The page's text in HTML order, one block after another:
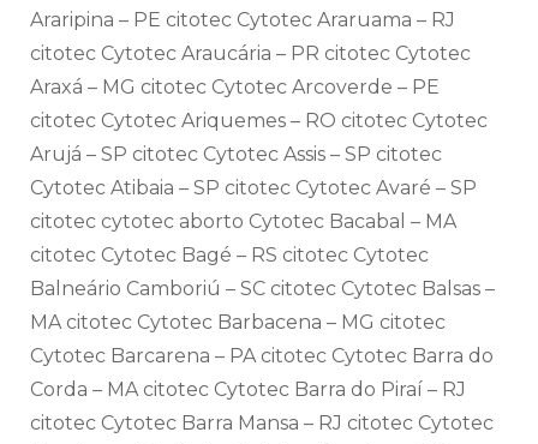
Araripina – PE citotec Cytotec Araruama – RJ
citotec Cytotec Araucária – PR citotec Cytotec
Araxá – MG citotec Cytotec Arcoverde – PE
citotec Cytotec Ariquemes – RO citotec Cytotec
Arujá – SP citotec Cytotec Assis – SP citotec
Cytotec Atibaia – SP citotec Cytotec Avaré – SP
citotec cytotec aborto Cytotec Bacabal – MA
citotec Cytotec Bagé – RS citotec Cytotec
Balneário Camboriú – SC citotec Cytotec Balsas –
MA citotec Cytotec Barbacena – MG citotec
Cytotec Barcarena – PA citotec Cytotec Barra do
Corda – MA citotec Cytotec Barra do Piraí – RJ
citotec Cytotec Barra Mansa – RJ citotec Cytotec